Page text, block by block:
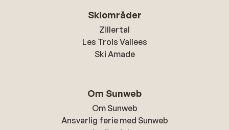
Skiområder
Zillertal
Les Trois Vallees
Ski Amade
Om Sunweb
Om Sunweb
Ansvarlig ferie med Sunweb